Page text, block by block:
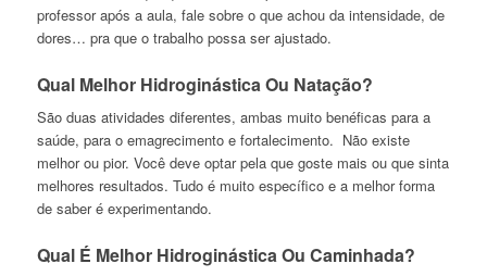
professor após a aula, fale sobre o que achou da intensidade, de
dores… pra que o trabalho possa ser ajustado.
Qual Melhor Hidroginástica Ou Natação?
São duas atividades diferentes, ambas muito benéficas para a
saúde, para o emagrecimento e fortalecimento. Não existe
melhor ou pior. Você deve optar pela que goste mais ou que sinta
melhores resultados. Tudo é muito específico e a melhor forma
de saber é experimentando.
Qual É Melhor Hidroginástica Ou Caminhada?